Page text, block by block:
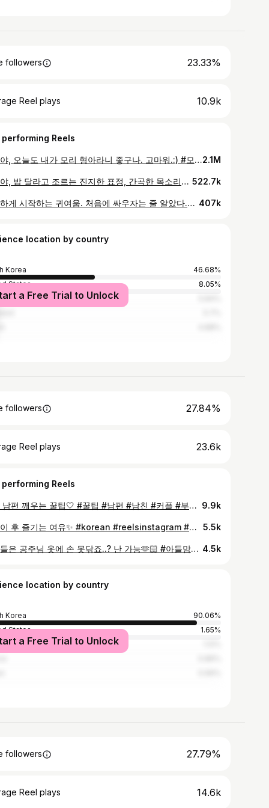
followers 23.33%
Reel plays 10.9k
performing Reels
모리야, 오늘도 내가 모리 형아라니 좋구나. 고마워.:) #모리 #Morrie #cat #britishshorthair2.1M
모리야, 밥 달라고 조르는 진지한 표정, 간곡한 목소리가 늘 반가워. 고마워.:) #모리 #Morrie #cat #britishshorthair 522.7k
비장하게 시작하는 귀여움. 처음에 싸우자는 줄 알았다.😅 #모리 #Morrie #cat #britishshorthair 407k
location by country
Korea
46.68%
States
8.05%
a Free Trial to Unlock
followers 27.84%
Reel plays 23.6k
performing Reels
자는 남편 깨우는 꿀팁🤍 #꿀팁 #남편 #남친 #커플 #부부일상 #reels #reelsinstagram 9.9k
물놀이 후 즐기는 여유✨ #korean #reelsinstagram #호캉스 #아들맘장점 5.5k
딸맘들은 공주님 옷에 손 못닦죠..? 난 가능🫶🏻 #아들맘장점 #딸맘 #아들맘 #육아일기 #koreanfamily 4.5k
location by country
Korea
90.06%
States
1.65%
a Free Trial to Unlock
followers 27.79%
Reel plays 14.6k